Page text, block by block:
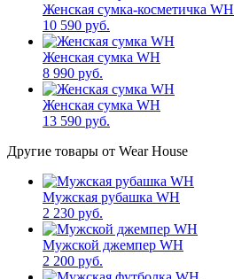
Женская сумка-косметичка WH
10 590 руб.
Женская сумка WH
8 990 руб.
Женская сумка WH
13 590 руб.
Другие товары от Wear House
Мужская рубашка WH
2 230 руб.
Мужской джемпер WH
2 200 руб.